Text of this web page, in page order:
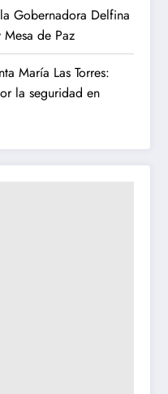
Gobernadora Delfina
de Paz
María Las Torres:
la seguridad en